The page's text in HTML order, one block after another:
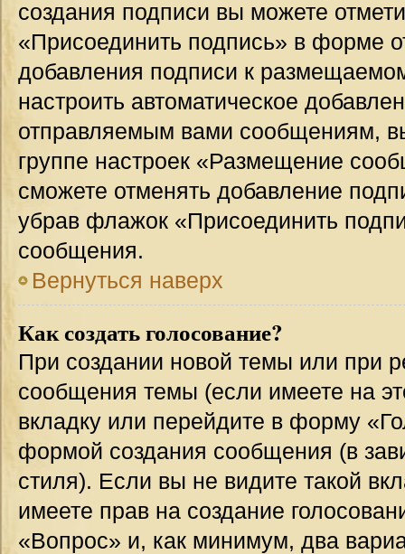
создания подписи вы можете
«Присоединить подпись» в форме
добавления подписи к
настроить автоматическое
отправляемым вами сообщениям,
группе настроек «Размещение
сможете отменять добавление
убрав флажок «Присоединить
сообщения.
Вернуться наверх
Как создать голосование?
При создании новой темы или при
сообщения темы (если имеете на
вкладку или перейдите в форму
формой создания сообщения (в
стиля). Если вы не видите такой
имеете прав на создание
«Вопрос» и, как минимум, два